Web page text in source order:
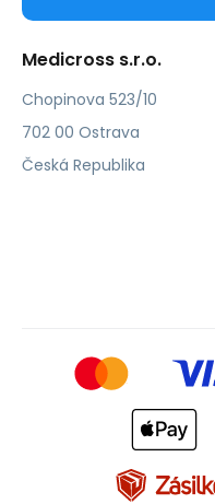
Medicross s.r.o.
Chopinova 523/10
702 00 Ostrava
Česká Republika